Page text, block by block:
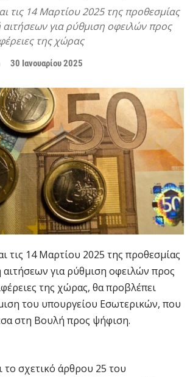
τις 14 Μαρτίου 2025 της προθεσμίας
για ρύθμιση οφειλών προς
της χώρας
30 Ιανουαρίου 2025
τις 14 Μαρτίου 2025 της προθεσμίας
για ρύθμιση οφειλών προς
της χώρας, θα προβλέπει
του υπουργείου Εσωτερικών, που
στη Βουλή προς ψήφιση.
σχετικό άρθρου 25 του